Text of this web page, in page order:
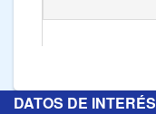
DATOS DE INTERÉS